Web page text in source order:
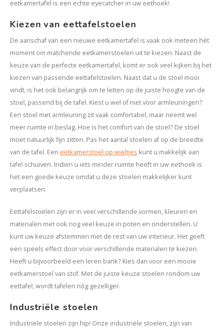
eetkamertafel is een echte eyecatcher in uw eethoek!
Kiezen van eettafelstoelen
De aanschaf van een nieuwe eetkamertafel is vaak ook meteen hét
moment om matchende eetkamerstoelen uit te kiezen. Naast de
keuze van de perfecte eetkamertafel, komt er ook veel kijken bij het
kiezen van passende eettafelstoelen. Naast dat u de stoel mooi
vindt, is het ook belangrijk om te letten op de juiste hoogte van de
stoel, passend bij de tafel. Kiest u wel of niet voor armleuningen?
Een stoel met armleuning zit vaak comfortabel, maar neemt wel
meer ruimte in beslag. Hoe is het comfort van de stoel? De stoel
moet natuurlijk fijn zitten. Pas het aantal stoelen af op de breedte
van de tafel. Een eetkamerstoel op wieltjes kunt u makkelijk aan
tafel schuiven. Indien u iets minder ruimte heeft in uw eethoek is
het een goede keuze omdat u deze stoelen makkelijker kunt
verplaatsen.
Eettafelstoelen zijn er in veel verschillende vormen, kleuren en
materialen met ook nog veel keuze in poten en onderstellen. U
kunt uw keuze afstemmen met de rest van uw interieur. Het geeft
een speels effect door voor verschillende materialen te kiezen.
Heeft u bijvoorbeeld een leren bank? Kies dan voor een mooie
eetkamerstoel van stof. Met de juiste keuze stoelen rondom uw
eettafel, wordt tafelen nóg gezelliger.
Industriële stoelen
Industriële stoelen zijn hip! Onze industriële stoelen, zijn van